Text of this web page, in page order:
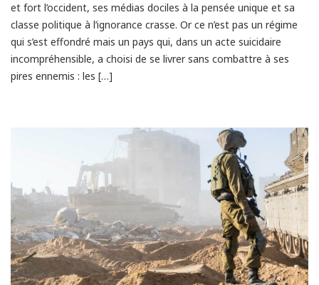
et fort l’occident, ses médias dociles à la pensée unique et sa
classe politique à l’ignorance crasse. Or ce n’est pas un régime
qui s’est effondré mais un pays qui, dans un acte suicidaire
incompréhensible, a choisi de se livrer sans combattre à ses
pires ennemis : les […]